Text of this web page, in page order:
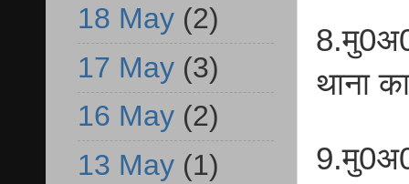
थाना
18 May (2)
17 May (3)
16 May (2)
13 May (1)